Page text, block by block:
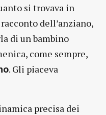
si trovava in
dell’anziano,
di un bambino
come sempre,
. Gli piaceva
precisa dei